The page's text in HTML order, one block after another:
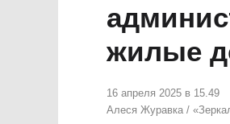
жилые
16 апреля 2025 в 15.49
Алеся Журавка /